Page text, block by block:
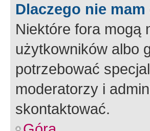
Dlaczego nie
Niektóre fora mogą
użytkowników albo
potrzebować
moderatorzy i
skontaktować.